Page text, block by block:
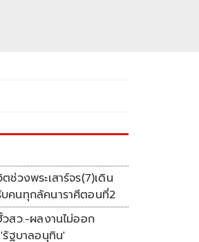
ช่วงพระเสาร์จร(7)เดิน
คนทุกลัคนาราศีตอนที่2
สว.-ผลงานไม่ออก
ฐบาลอนุทิน'